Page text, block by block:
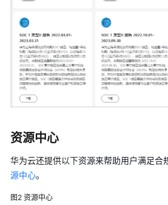
什
么
是
用
维
管
理
品
资源中心
华为云还提供以下资源来帮助用户满足合
源中心。
图2 资源中心